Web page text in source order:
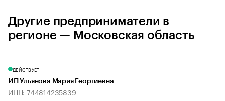
Другие предприниматели в
регионе — Московская область
ДЕЙСТВУЕТ
ИП Ульянова Мария Георгиевна
ИНН: 744814235839